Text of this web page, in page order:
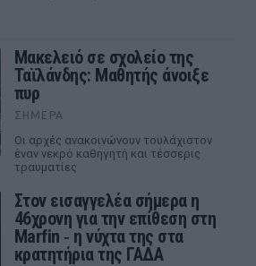
Μακελειό σε σχολείο της
Ταϊλάνδης: Μαθητής άνοιξε
πυρ
ΣΉΜΕΡΑ
Οι αρχές ανακοινώνουν τουλάχιστον
έναν νεκρό καθηγητή και τέσσερις
τραυματίες
Στον εισαγγελέα σήμερα η
46χρονη για την επίθεση στη
Marfin ‑ η νύχτα της στα
κρατητήρια της ΓΑΔΑ